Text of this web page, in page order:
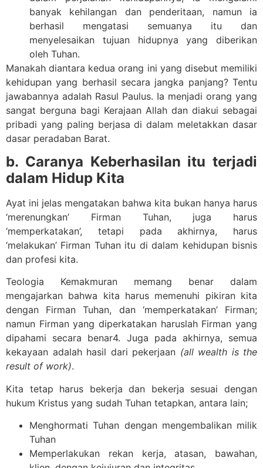
banyak kehilangan dan penderitaan, namun ia
berhasil mengatasi semuanya itu dan
menyelesaikan tujuan hidupnya yang diberikan
oleh Tuhan.
Manakah diantara kedua orang ini yang disebut memiliki
kehidupan yang berhasil secara jangka panjang? Tentu
jawabannya adalah Rasul Paulus. Ia menjadi orang yang
sangat berguna bagi Kerajaan Allah dan diakui sebagai
pribadi yang paling berjasa di dalam meletakkan dasar
dasar peradaban Barat.
b. Caranya Keberhasilan itu terjadi
dalam Hidup Kita
Ayat ini jelas mengatakan bahwa kita bukan hanya harus
‘merenungkan’ Firman Tuhan, juga harus
‘memperkatakan’, tetapi pada akhirnya, harus
‘melakukan’ Firman Tuhan itu di dalam kehidupan bisnis
dan profesi kita.
Teologia Kemakmuran memang benar dalam
mengajarkan bahwa kita harus memenuhi pikiran kita
dengan Firman Tuhan, dan ‘memperkatakan’ Firman;
namun Firman yang diperkatakan haruslah Firman yang
dipahami secara benar4. Juga pada akhirnya, semua
kekayaan adalah hasil dari pekerjaan (all wealth is the
result of work).
Kita tetap harus bekerja dan bekerja sesuai dengan
hukum Kristus yang sudah Tuhan tetapkan, antara lain;
Menghormati Tuhan dengan mengembalikan milik
Tuhan
Memperlakukan rekan kerja, atasan, bawahan,